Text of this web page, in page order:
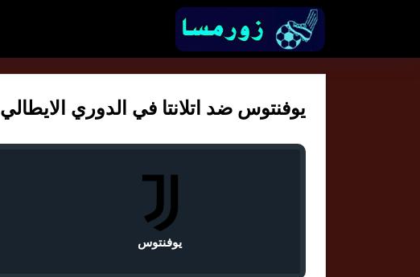
يوفنتوس ضد اتلانتا في الدوري الايطالي 9:45
يوفنتوس